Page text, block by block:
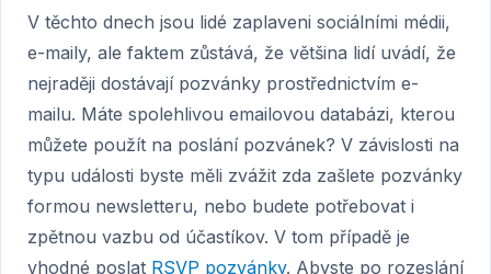
V těchto dnech jsou lidé zaplaveni sociálními médii,
e-maily, ale faktem zůstává, že většina lidí uvádí, že
nejraději dostávají pozvánky prostřednictvím e-
mailu. Máte spolehlivou emailovou databázi, kterou
můžete použít na poslání pozvánek? V závislosti na
typu události byste měli zvážit zda zašlete pozvánky
formou newsletteru, nebo budete potřebovat i
zpětnou vazbu od účastíkov. V tom případě je
vhodné poslat RSVP pozvánky. Abyste po rozeslání